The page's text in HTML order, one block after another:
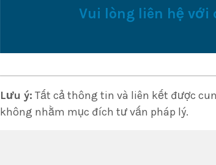
Vui lòng liên hệ với
Lưu ý: Tất cả thông tin và liên kết được
không nhằm mục đích tư vấn pháp lý.